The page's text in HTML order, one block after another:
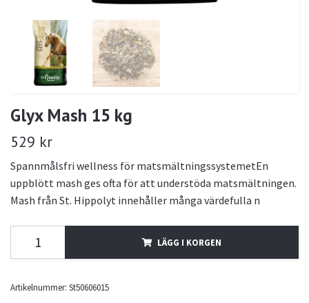
Glyx Mash 15 kg
529 kr
Spannmålsfri wellness för matsmältningssystemetEn
uppblött mash ges ofta för att understöda matsmältningen.
Mash från St. Hippolyt innehåller många värdefulla n
LÄGG I KORGEN
Artikelnummer: St50606015